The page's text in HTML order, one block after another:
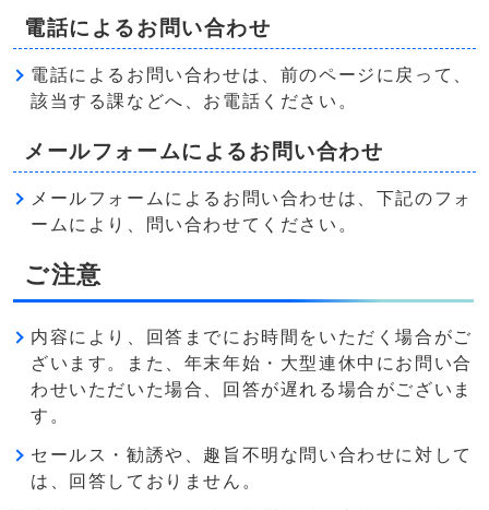
電話によるお問い合わせ
電話によるお問い合わせは、前のページに戻って、
該当する課などへ、お電話ください。
メールフォームによるお問い合わせ
メールフォームによるお問い合わせは、下記のフォ
ームにより、問い合わせてください。
ご注意
内容により、回答までにお時間をいただく場合がご
ざいます。また、年末年始・大型連休中にお問い合
わせいただいた場合、回答が遅れる場合がございま
す。
セールス・勧誘や、趣旨不明な問い合わせに対して
は、回答しておりません。